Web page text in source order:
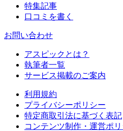
特集記事
口コミを書く
お問い合わせ
アスピックとは？
執筆者一覧
サービス掲載のご案内
利用規約
プライバシーポリシー
特定商取引法に基づく表記
コンテンツ制作・運営ポ